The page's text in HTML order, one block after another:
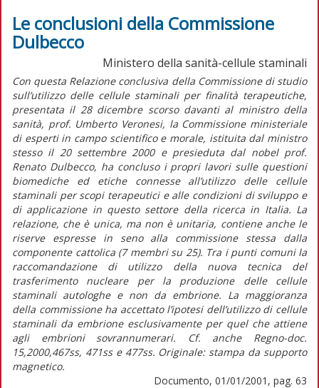
Le conclusioni della Commissione
Dulbecco
Ministero della sanità-cellule staminali
Con questa Relazione conclusiva della Commissione di studio
sull’utilizzo delle cellule staminali per finalità terapeutiche,
presentata il 28 dicembre scorso davanti al ministro della
sanità, prof. Umberto Veronesi, la Commissione ministeriale
di esperti in campo scientifico e morale, istituita dal ministro
stesso il 20 settembre 2000 e presieduta dal nobel prof.
Renato Dulbecco, ha concluso i propri lavori sulle questioni
biomediche ed etiche connesse all’utilizzo delle cellule
staminali per scopi terapeutici e alle condizioni di sviluppo e
di applicazione in questo settore della ricerca in Italia. La
relazione, che è unica, ma non è unitaria, contiene anche le
riserve espresse in seno alla commissione stessa dalla
componente cattolica (7 membri su 25). Tra i punti comuni la
raccomandazione di utilizzo della nuova tecnica del
trasferimento nucleare per la produzione delle cellule
staminali autologhe e non da embrione. La maggioranza
della commissione ha accettato l’ipotesi dell’utilizzo di cellule
staminali da embrione esclusivamente per quel che attiene
agli embrioni sovrannumerari. Cf. anche Regno-doc.
15,2000,467ss, 471ss e 477ss. Originale: stampa da supporto
magnetico.
Documento, 01/01/2001, pag. 63